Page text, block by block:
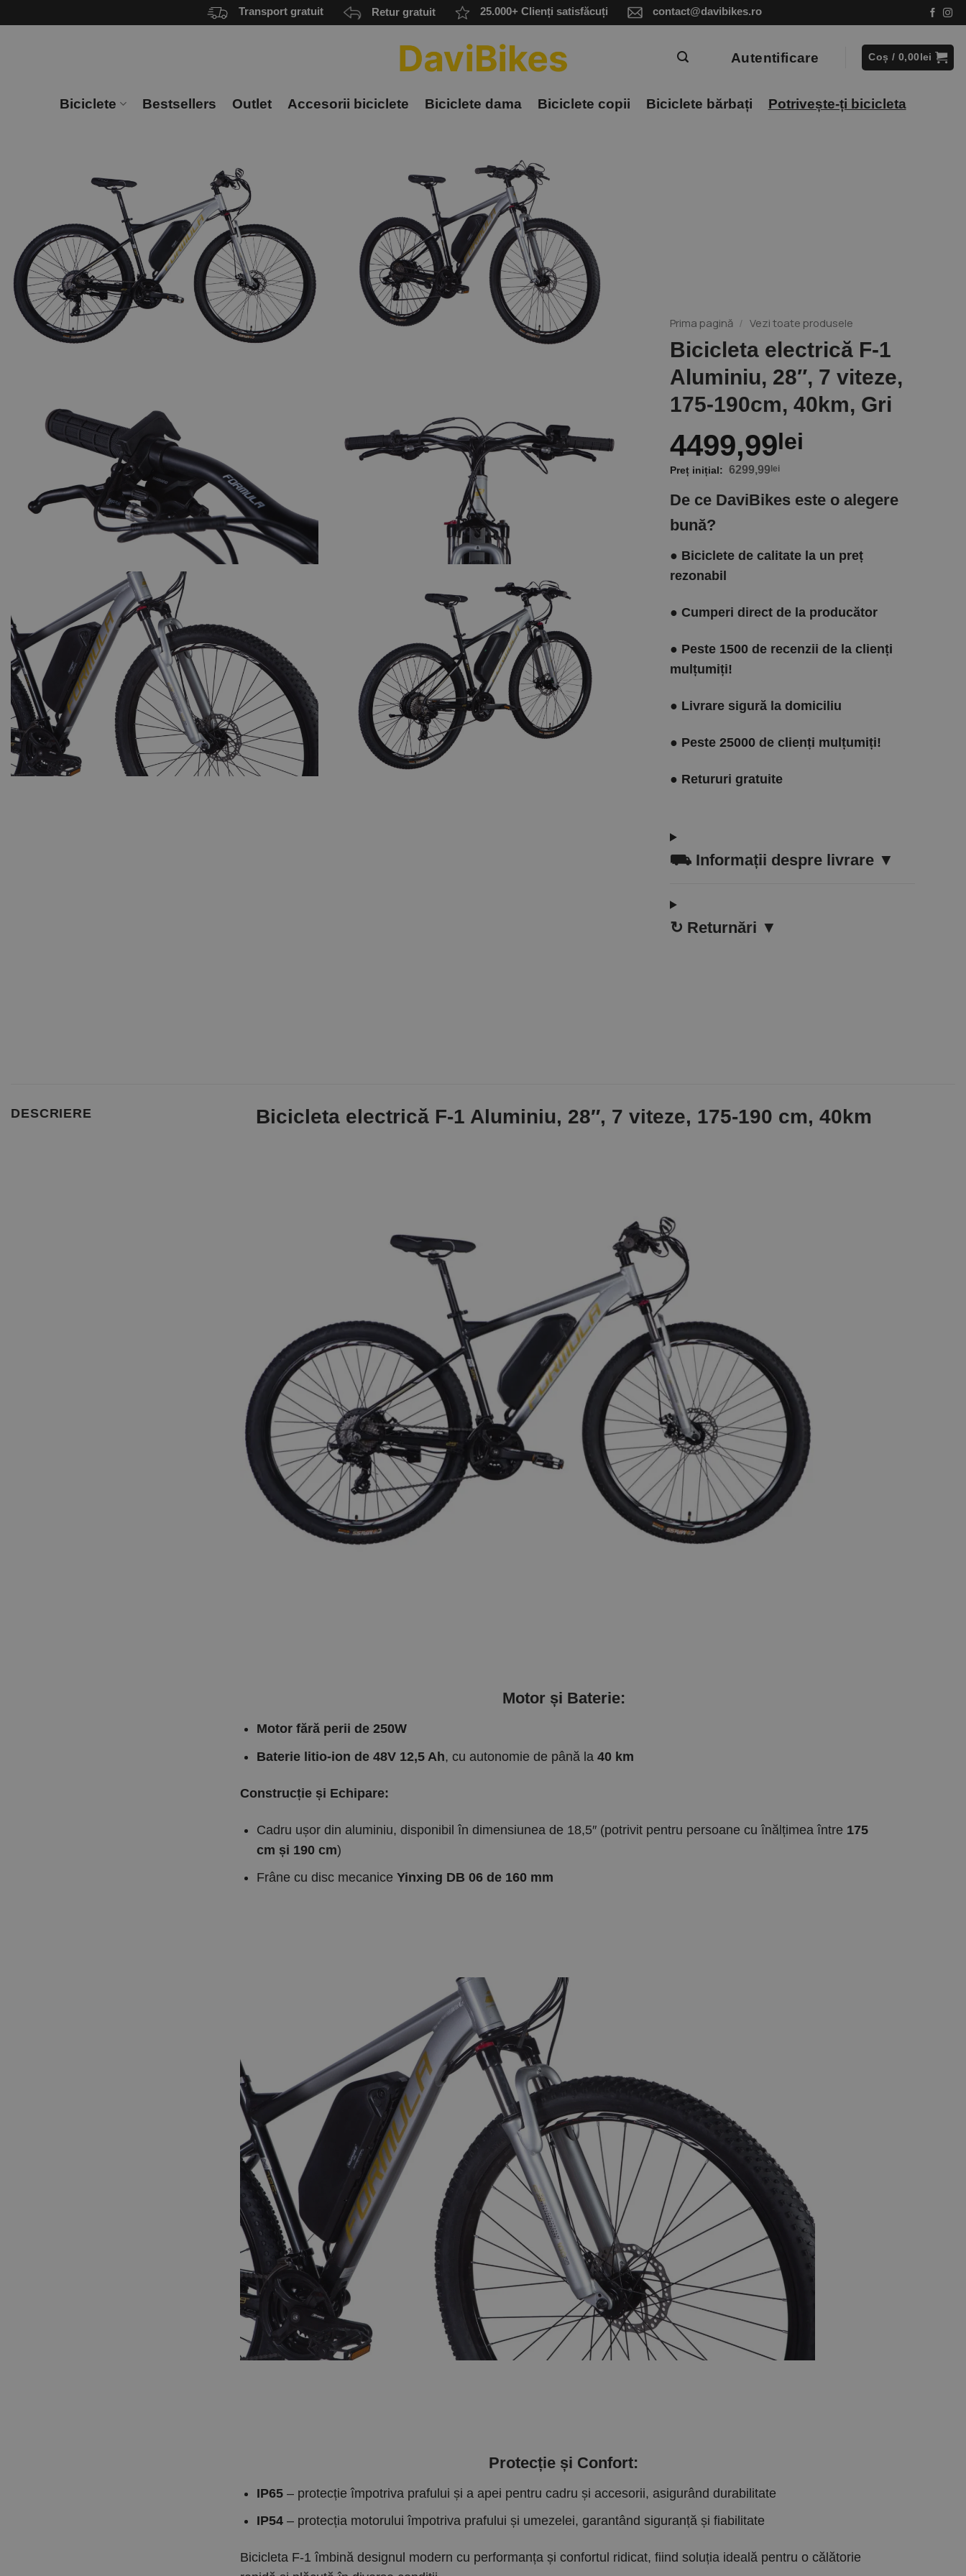
to
Transport gratuit Retur gratuit 25.000+ Clienți satisfăcuți contact@davibikes.ro
Autentificare Coș / 0,00lei
Biciclete Bestsellers Outlet Accesorii biciclete Biciclete dama Biciclete copii Biciclete bărbați Potrivește-ți bicicleta
Prima pagină / Vezi toate produsele
Bicicleta electrică F-1
Aluminiu, 28″, 7 viteze,
175-190cm, 40km, Gri
4499,99lei
6299,99 lei
De ce DaviBikes este o alegere
bună?
● Biciclete de calitate la un preț
rezonabil
● Cumperi direct de la producător
● Peste 1500 de recenzii de la clienți
mulțumiți!
● Livrare sigură la domiciliu
● Peste 25000 de clienți mulțumiți!
● Retururi gratuite
⛟Informații despre livrare ▼
↻ Returnări ▼
DESCRIERE Bicicleta electrică F-1 Aluminiu, 28″, 7 viteze, 175-190 cm, 40km
Motor și Baterie:
Motor fără perii de 250W
Baterie litio-ion de 48V 12,5 Ah, cu autonomie de până la 40 km
Construcție și Echipare:
Cadru ușor din aluminiu, disponibil în dimensiunea de 18,5″ (potrivit pentru persoane cu înălțimea între 175
cm și 190 cm)
Frâne cu disc mecanice Yinxing DB 06 de 160 mm
Protecție și Confort:
IP65– protecție împotriva prafului și a apei pentru cadru și accesorii, asigurând durabilitate
IP54– protecția motorului împotriva prafului și umezelei, garantând siguranță și fiabilitate
Bicicleta F-1 îmbină designul modern cu performanța și confortul ridicat, fiind soluția ideală pentru o călătorie